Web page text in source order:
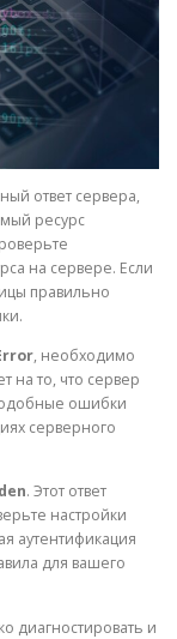
ответ сервера,
ресурс
на сервере. Если
правильно
, необходимо
на то, что сервер
ошибки
серверного
. Этот ответ
настройки
аутентификация
для вашего
диагностировать и